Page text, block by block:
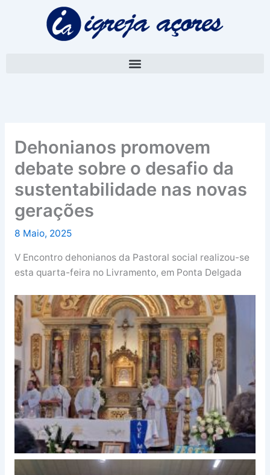
Dehonianos promovem
debate sobre o desafio da
sustentabilidade nas novas
gerações
8 Maio, 2025
V Encontro dehonianos da Pastoral social realizou-se
esta quarta-feira no Livramento, em Ponta Delgada